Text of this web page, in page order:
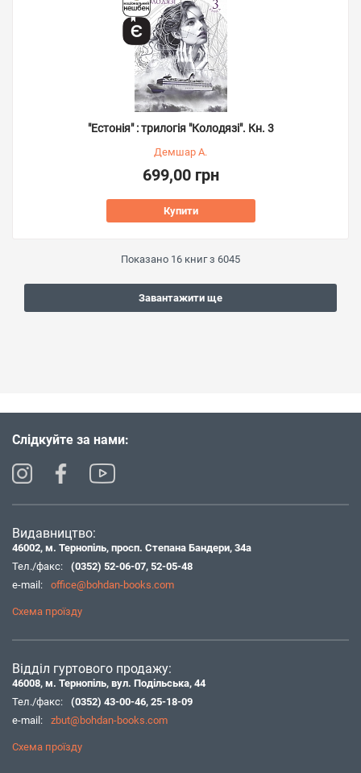
"Естонія" : трилогія "Колодязі". Кн. 3
Демшар А.
699,00 грн
Купити
Показано 16 книг з 6045
Завантажити ще
Слідкуйте за нами:
Видавництво:
46002, м. Тернопіль, просп. Степана Бандери, 34а
Тел./факс:
(0352) 52-06-07, 52-05-48
e-mail:
office@bohdan-books.com
Схема проїзду
Відділ гуртового продажу:
46008, м. Тернопіль, вул. Подільська, 44
Тел./факс:
(0352) 43-00-46, 25-18-09
e-mail:
zbut@bohdan-books.com
Схема проїзду